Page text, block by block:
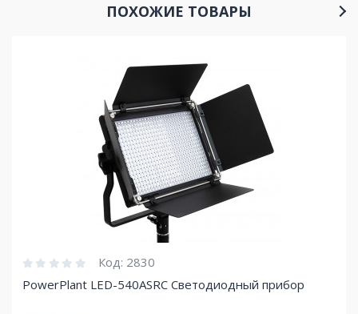
ПОХОЖИЕ ТОВАРЫ
Код: 2830
PowerPlant LED-540ASRC Светодиодный прибор